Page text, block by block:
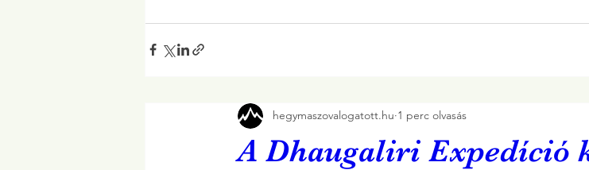
A Dhaugaliri Expedíció
hegymaszovalogatott.hu 1 perc olvasás